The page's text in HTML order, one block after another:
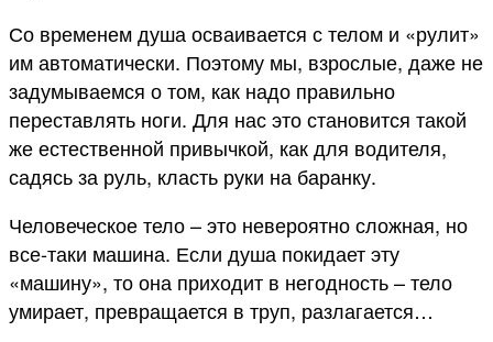
Со временем душа осваивается с телом и «рулит»
им автоматически. Поэтому мы, взрослые, даже не
задумываемся о том, как надо правильно
переставлять ноги. Для нас это становится такой
же естественной привычкой, как для водителя,
садясь за руль, класть руки на баранку.
Человеческое тело – это невероятно сложная, но
все-таки машина. Если душа покидает эту
«машину», то она приходит в негодность – тело
умирает, превращается в труп, разлагается…